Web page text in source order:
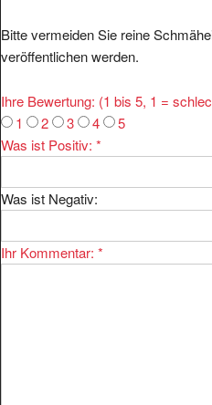
Bitte vermeiden Sie reine
veröffentlichen werden.
Ihre Bewertung: (1 bis 5, 1 =
1
2 3 4
5
Was ist Positiv: *
Was ist Negativ:
Ihr Kommentar: *